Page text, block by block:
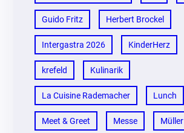
Guido Fritz Herbert Brockel
Intergastra 2026 KinderHerz
krefeld Kulinarik
La Cuisine Rademacher Lunch
Meet & Greet Messe Müller